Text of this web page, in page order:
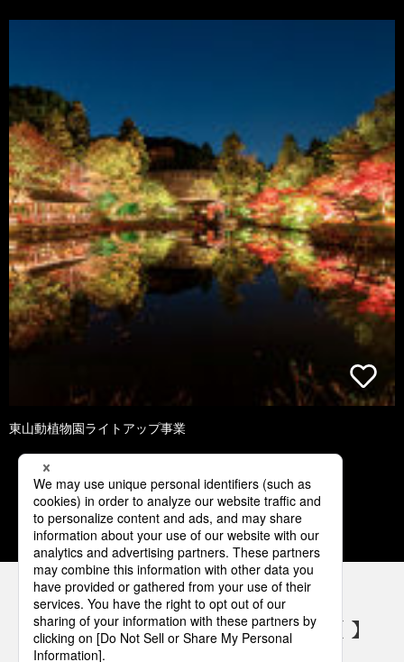
東山動植物園ライトアップ事業
1 2 3 4 5
パナソニックの電気設備 SNSアカウント